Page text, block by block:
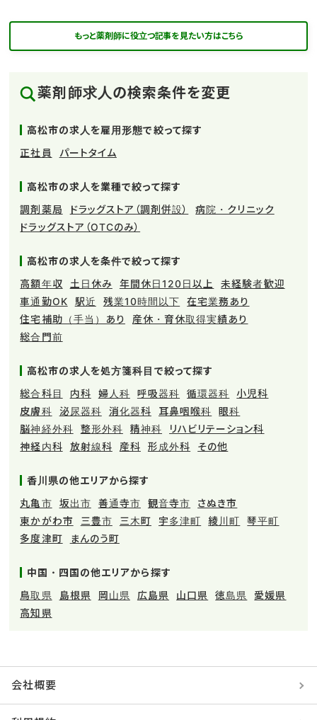
もっと薬剤師に役立つ記事を見たい方はこちら
薬剤師求人の検索条件を変更
高松市の求人を雇用形態で絞って探す
正社員
パートタイム
高松市の求人を業種で絞って探す
調剤薬局
ドラッグストア（調剤併設）
病院・クリニック
ドラッグストア（OTCのみ）
高松市の求人を条件で絞って探す
高額年収
土日休み 年間休日120日以上
未経験者歓迎
車通勤OK
駅近 残業10時間以下
在宅業務あり
住宅補助（手当）あり
産休・育休取得実績あり
総合門前
高松市の求人を処方箋科目で絞って探す
総合科目
内科 婦人科 呼吸器科 循環器科
小児科
皮膚科
泌尿器科 消化器科 耳鼻咽喉科
眼科
脳神経外科
整形外科 精神科
リハビリテーション科
神経内科
放射線科 産科 形成外科 その他
香川県の他エリアから探す
丸亀市
坂出市 善通寺市 観音寺市
さぬき市
東かがわ市
三豊市 三木町 宇多津町 綾川町
琴平町
多度津町
まんのう町
中国・四国の他エリアから探す
鳥取県
島根県 岡山県 広島県 山口県 徳島県
愛媛県
高知県
会社概要